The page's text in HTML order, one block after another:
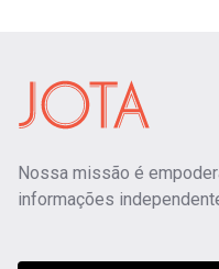
Nossa missão é
informações